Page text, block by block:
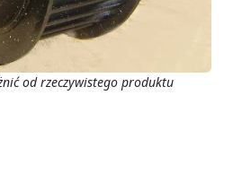
od rzeczywistego produktu